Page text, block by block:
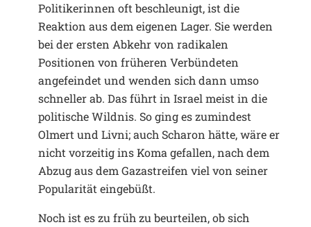
Politikerinnen oft beschleunigt, ist die
Reaktion aus dem eigenen Lager. Sie werden
bei der ersten Abkehr von radikalen
Positionen von früheren Verbündeten
angefeindet und wenden sich dann umso
schneller ab. Das führt in Israel meist in die
politische Wildnis. So ging es zumindest
Olmert und Livni; auch Scharon hätte, wäre er
nicht vorzeitig ins Koma gefallen, nach dem
Abzug aus dem Gazastreifen viel von seiner
Popularität eingebüßt.
Noch ist es zu früh zu beurteilen, ob sich